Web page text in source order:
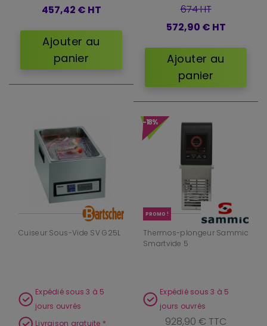
457,42 € HT
Ajouter au
panier
674 HT
572,90 € HT
Ajouter au
panier
Cuiseur Sous-Vide SV G25L
Expédié sous 3 à 5
jours ouvrés
Livraison gratuite *
-18%
PROMO !
Thermos-plongeur Sammic
Smartvide 5
Expédié sous 3 à 5
jours ouvrés
928,90 € TTC